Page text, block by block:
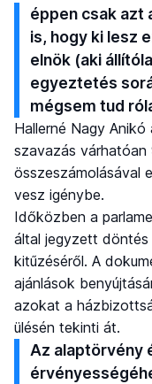
éppen csak azt
is, hogy ki lesz
elnök (aki
egyeztetés
mégsem tud
Hallerné Nagy
szavazás
összeszámolásával
vesz igénybe.
Időközben a
által jegyzett
kitűzéséről. A
ajánlások
azokat a
ülésén tekinti át.
Az alaptörvény